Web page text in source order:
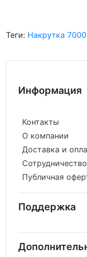
Теги: Накрутка
Информация
Контакты
О компании
Доставка и
Сотрудничество
Публичная
Поддержка